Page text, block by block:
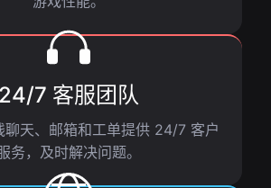
24/7 客服团队
聊天、邮箱和工单提供 24/7 客户
务，及时解决问题。